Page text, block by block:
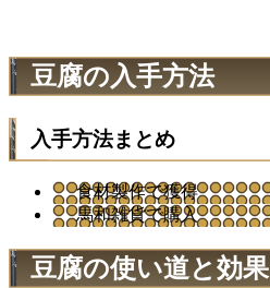
豆腐の入手方法
入手方法まとめ
食材製作で獲得
馬和雑貨で購入
豆腐の使い道と効果